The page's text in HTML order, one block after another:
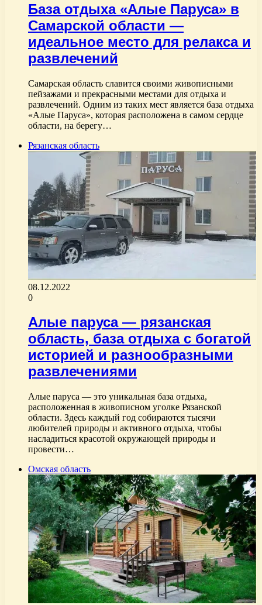
База отдыха «Алые Паруса» в
Самарской области —
идеальное место для релакса и
развлечений
Самарская область славится своими живописными
пейзажами и прекрасными местами для отдыха и
развлечений. Одним из таких мест является база отдыха
«Алые Паруса», которая расположена в самом сердце
области, на берегу…
Рязанская область
08.12.2022
0
Алые паруса — рязанская
область, база отдыха с богатой
историей и разнообразными
развлечениями
Алые паруса — это уникальная база отдыха,
расположенная в живописном уголке Рязанской
области. Здесь каждый год собираются тысячи
любителей природы и активного отдыха, чтобы
насладиться красотой окружающей природы и
провести…
Омская область